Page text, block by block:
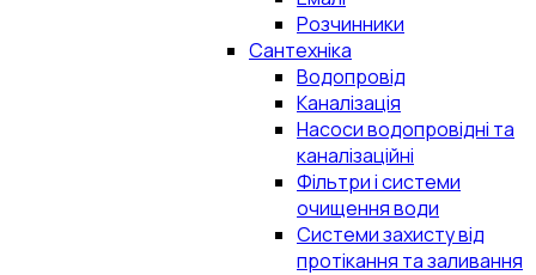
Розчинники
Сантехніка
Водопровід
Каналізація
Насоси водопровідні та
каналізаційні
Фільтри і системи
очищення води
Системи захисту від
протікання та заливання